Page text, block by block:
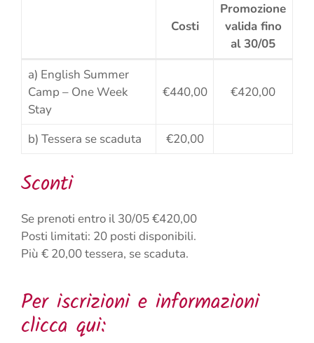
Costi
Promozione
valida fino
al 30/05
a) English Summer
Camp – One Week
Stay
€440,00 €420,00
b) Tessera se scaduta €20,00
Sconti
Se prenoti entro il 30/05 €420,00
Posti limitati: 20 posti disponibili.
Più € 20,00 tessera, se scaduta.
Per iscrizioni e informazioni
clicca qui: